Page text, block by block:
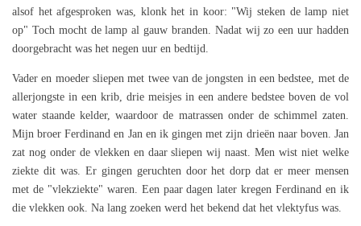
alsof het afgesproken was, klonk het in koor: "Wij steken de lamp niet
op" Toch mocht de lamp al gauw branden. Nadat wij zo een uur hadden
doorgebracht was het negen uur en bedtijd.
Vader en moeder sliepen met twee van de jongsten in een bedstee, met de
allerjongste in een krib, drie meisjes in een andere bedstee boven de vol
water staande kelder, waardoor de matrassen onder de schimmel zaten.
Mijn broer Ferdinand en Jan en ik gingen met zijn drieën naar boven. Jan
zat nog onder de vlekken en daar sliepen wij naast. Men wist niet welke
ziekte dit was. Er gingen geruchten door het dorp dat er meer mensen
met de "vlekziekte" waren. Een paar dagen later kregen Ferdinand en ik
die vlekken ook. Na lang zoeken werd het bekend dat het vlektyfus was.